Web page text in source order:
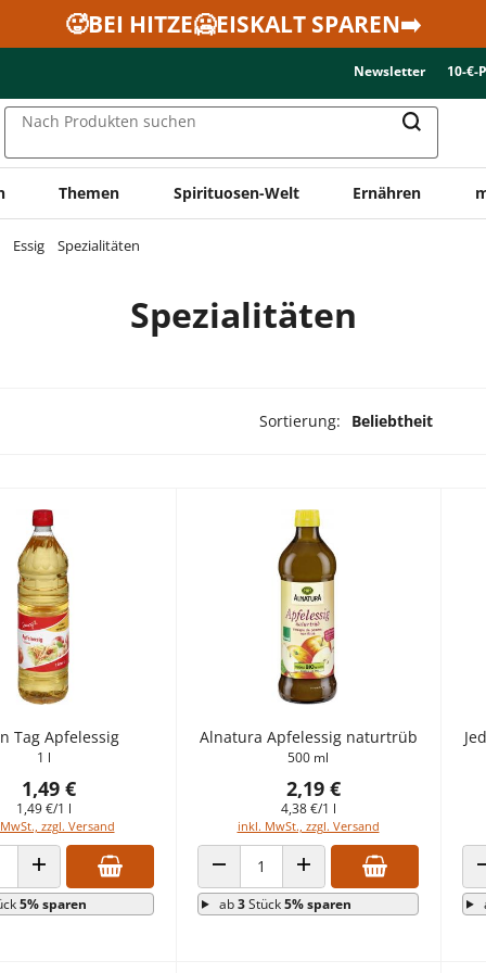
🥵BEI HITZE🥶EISKALT SPAREN➡️
Newsletter 10-€-
Nach Produkten suchen
Themen Spirituosen-Welt Ernähren
Essig Spezialitäten
Spezialitäten
Sortierung: Beliebtheit
Tag Apfelessig
1 l
1,49 €
1,49 €/1 l
zzgl. Versand
ANZAHL ERHÖHEN
5% sparen
Alnatura Apfelessig naturtrüb
500 ml
2,19 €
4,38 €/1 l
inkl. MwSt., zzgl. Versand
ANZAHL VERRINGERNANZAHL ERHÖHEN
ab3Stück5% sparen